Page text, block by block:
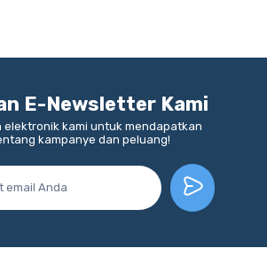
E-Newsletter Kami
kami untuk mendapatkan
kampanye dan peluang!